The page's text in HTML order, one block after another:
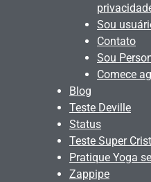
Sou
Contato
Sou
Comece
Blog
Teste Deville
Status
Teste Super
Pratique Yoga
Zappipe